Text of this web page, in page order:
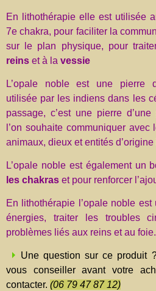
En lithothérapie elle est utilisée
7e chakra, pour faciliter la
sur le plan physique, pour
reins et à la vessie
L’opale noble est une pierre
utilisée par les indiens dans les
passage, c’est une pierre
l’on souhaite communiquer
animaux, dieux et entités
L’opale noble est également un
les chakras et pour renforcer
En lithothérapie l’opale noble
énergies, traiter les troubles
problèmes liés aux reins et au foie.
Une question sur ce produit
vous conseiller avant votre
contacter. (06 79 47 87 12)